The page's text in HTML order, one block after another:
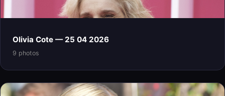
Olivia Cote — 25 04 2026
9 photos